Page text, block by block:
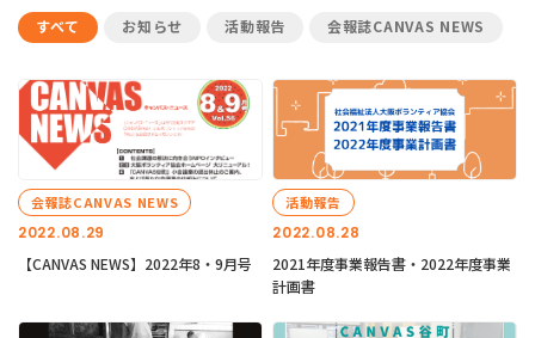
すべて お知らせ 活動報告 会報誌CANVAS NEWS
2022.08.29
会報誌CANVAS NEWS
【CANVAS NEWS】2022年8・9月号
2022.08.28
活動報告
2021年度事業報告書・2022年度事業
計画書